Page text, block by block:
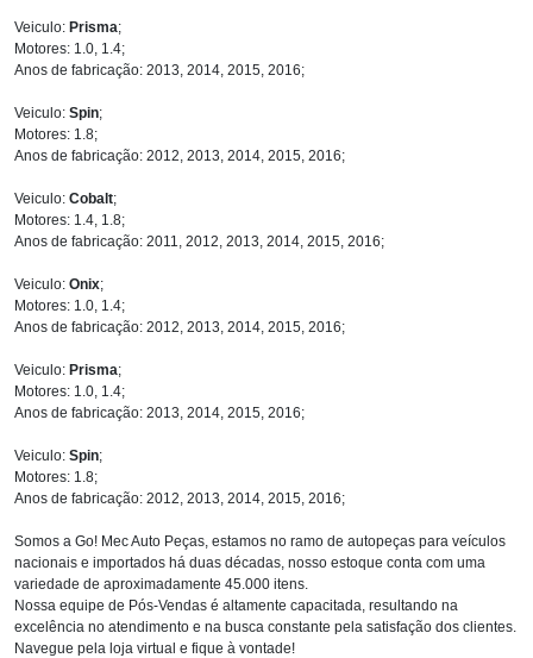
Veiculo: Prisma;
Motores: 1.0, 1.4;
Anos de fabricação: 2013, 2014, 2015, 2016;
Veiculo: Spin;
Motores: 1.8;
Anos de fabricação: 2012, 2013, 2014, 2015, 2016;
Veiculo: Cobalt;
Motores: 1.4, 1.8;
Anos de fabricação: 2011, 2012, 2013, 2014, 2015, 2016;
Veiculo: Onix;
Motores: 1.0, 1.4;
Anos de fabricação: 2012, 2013, 2014, 2015, 2016;
Veiculo: Prisma;
Motores: 1.0, 1.4;
Anos de fabricação: 2013, 2014, 2015, 2016;
Veiculo: Spin;
Motores: 1.8;
Anos de fabricação: 2012, 2013, 2014, 2015, 2016;
Somos a Go! Mec Auto Peças, estamos no ramo de autopeças para veículos
nacionais e importados há duas décadas, nosso estoque conta com uma
variedade de aproximadamente 45.000 itens.
Nossa equipe de Pós-Vendas é altamente capacitada, resultando na
excelência no atendimento e na busca constante pela satisfação dos clientes.
Navegue pela loja virtual e fique à vontade!